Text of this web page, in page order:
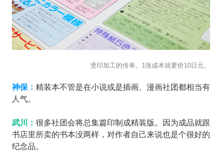
烫印加工的传单。1张成本就要价10日元。
神保： 精装本不管是在小说或是插画、漫画社团都相当有
人气。
武川： 很多社团会将总集篇印制成精装版。因为成品就跟
书店里所卖的书本没两样，对作者自己来说也是个很好的
纪念品。